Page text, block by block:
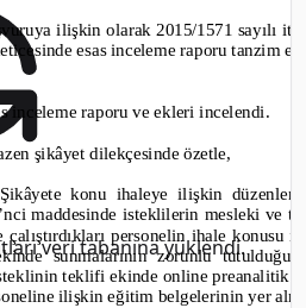
veri tabanına yüklendi.
ilişkin olarak 2015/1571 sayılı
esas inceleme raporu tanzim
inceleme raporu ve ekleri incelendi.
şikâyet dilekçesinde özetle,
konu ihaleye ilişkin
maddesinde isteklilerin mesleki
çalıştırdıkları personelin ihale
sunmalarının zorunlu
teklifi ekinde online preanalitik
ilişkin eğitim belgelerinin yer